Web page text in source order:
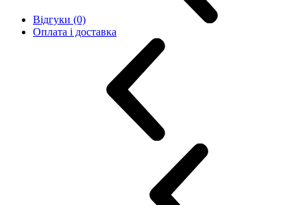
Відгуки (0)
Оплата і доставка